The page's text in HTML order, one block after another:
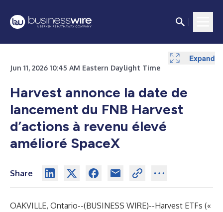
Jun 11, 2026 10:45 AM Eastern Daylight Time
Harvest annonce la date de
lancement du FNB Harvest
d’actions à revenu élevé
amélioré SpaceX
Share
OAKVILLE, Ontario--(BUSINESS WIRE)--Harvest ETFs («
Expand
Expand
Expand
Expand